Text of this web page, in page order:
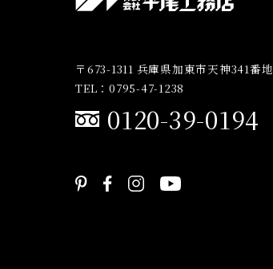
〒673-1311 兵庫県加東市天神341番地
TEL：0795-47-1238
0120-39-0194